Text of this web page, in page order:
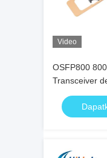
Video
OSFP800
Transceiver
800Gb/s,
Konsumsi